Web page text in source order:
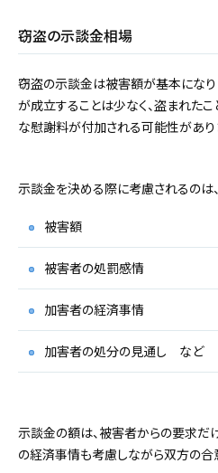
窃盗の示談金相場
窃盗の示談金は被害額が基本になり
が成立することは少なく、盗まれた
な慰謝料が付加される可能性があり
示談金を決める際に考慮されるのは
被害額
被害者の処罰感情
加害者の経済事情
加害者の処分の見通し など
示談金の額は、被害者からの要求だ
の経済事情も考慮しながら双方の合